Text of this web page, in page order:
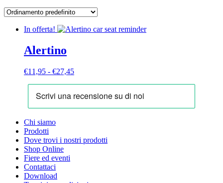
In offerta!
Alertino
€11,95 - €27,45Fascia
da
€11,95
Chi siamo
Prodotti
Dove trovi i nostri prodotti
Shop Online
Fiere ed eventi
Contattaci
Download